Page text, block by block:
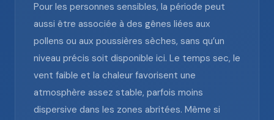
Pour les personnes sensibles, la période peut
aussi être associée à des gênes liées aux
pollens ou aux poussières sèches, sans qu’un
niveau précis soit disponible ici. Le temps sec, le
vent faible et la chaleur favorisent une
atmosphère assez stable, parfois moins
dispersive dans les zones abritées. Même si